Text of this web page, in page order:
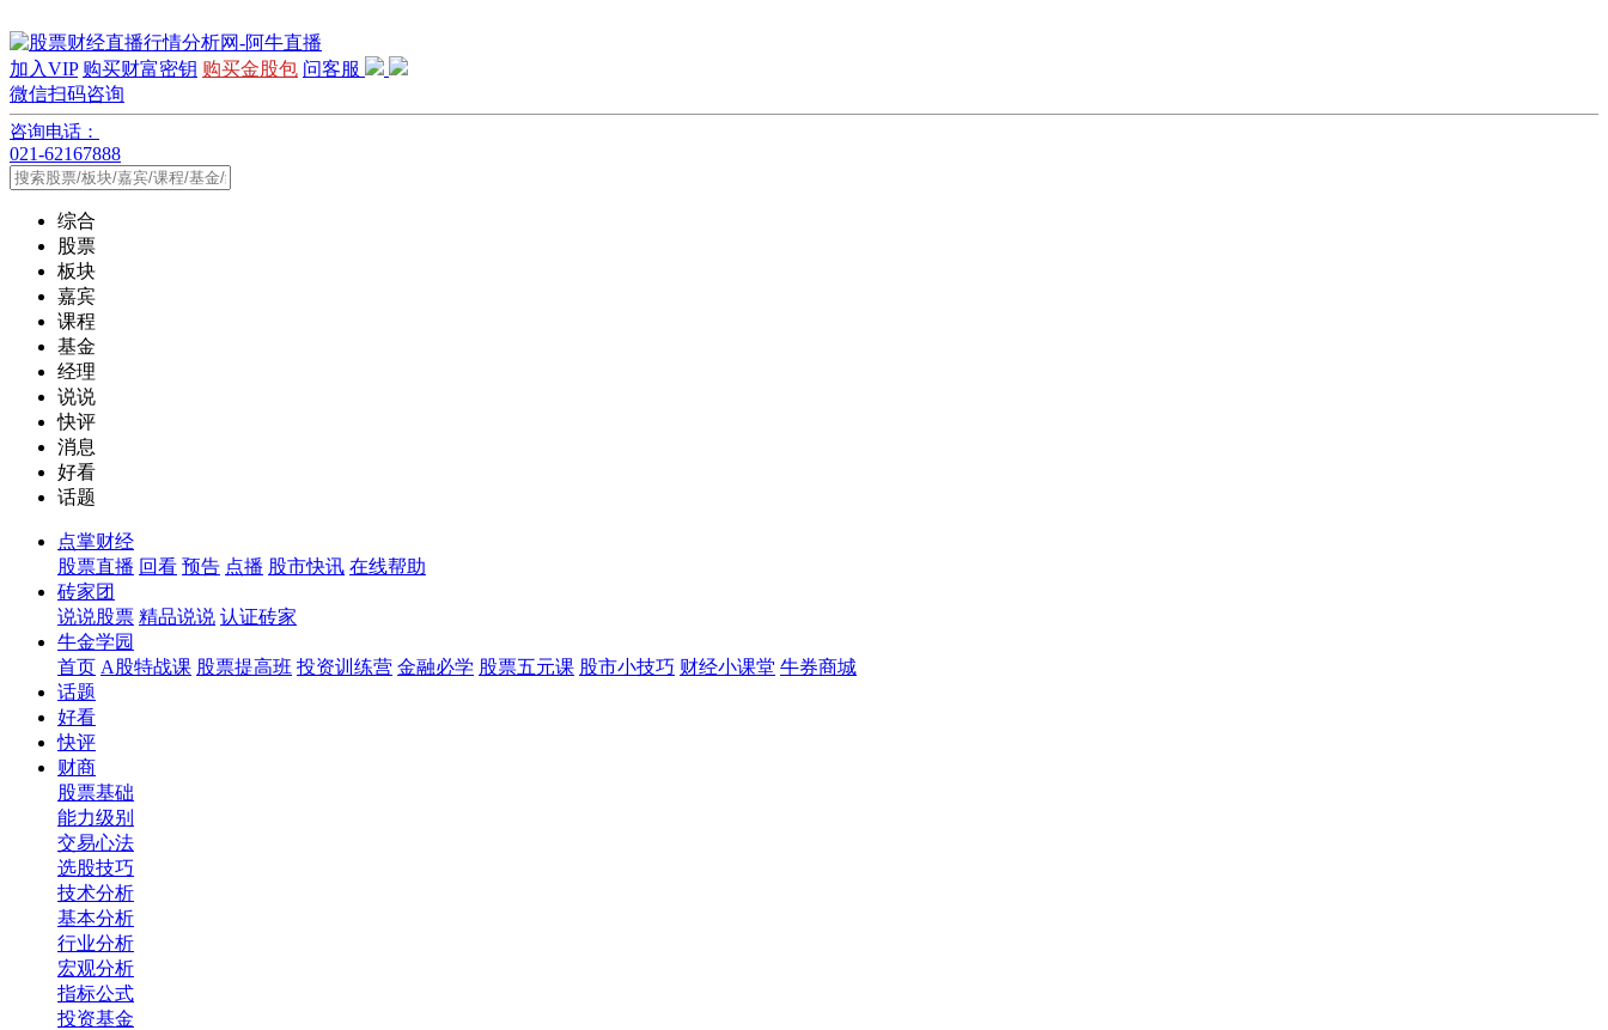
加入VIP 购买财富密钥 购买金股包 问客服
微信扫码咨询
咨询电话：
021-62167888
综合
股票
板块
嘉宾
课程
基金
经理
说说
快评
消息
好看
话题
点掌财经
股票直播 回看 预告 点播 股市快讯 在线帮助
砖家团
说说股票 精品说说 认证砖家
牛金学园
首页 A股特战课 股票提高班 投资训练营 金融必学 股票五元课 股市小技巧 财经小课堂 牛券商城
话题
好看
快评
财商
股票基础
能力级别
交易心法
选股技巧
技术分析
基本分析
行业分析
宏观分析
指标公式
投资基金